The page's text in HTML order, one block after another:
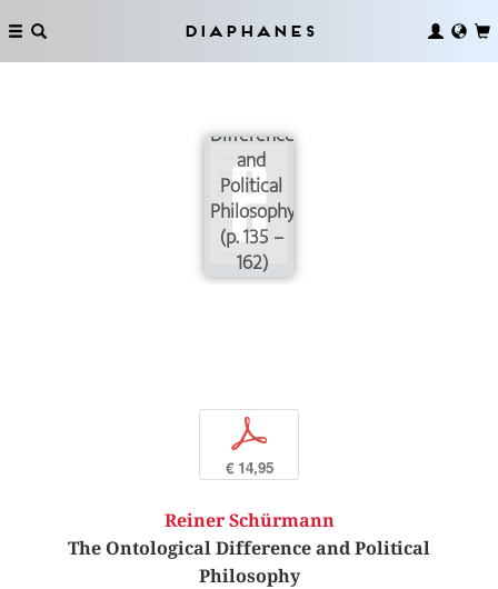
Diaphanes
Difference
and
Political
Philosophy
(p. 135 –
162)
p
€ 14,95
Reiner Schürmann
The Ontological Difference and Political
Philosophy